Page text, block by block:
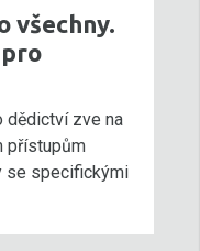
všechny.
dědictví zve na
přístupům
se specifickými